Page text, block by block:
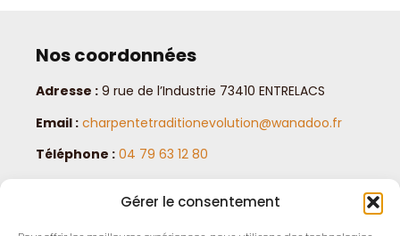
Gérer le consentement
Nos coordonnées
Adresse : 9 rue de l’Industrie 73410 ENTRELACS
Email : charpentetraditionevolution@wanadoo.fr
Téléphone : 04 79 63 12 80